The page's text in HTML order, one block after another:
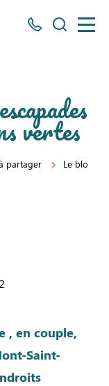
Tous
vertes
partager Le blog
, en couple,
Saint-